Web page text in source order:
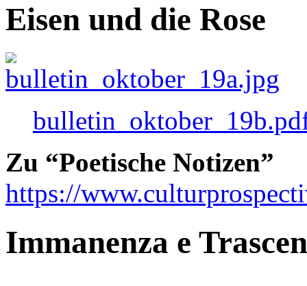
Eisen und die Rose
Zu “Poetische Notizen”
https://
Immanenza e